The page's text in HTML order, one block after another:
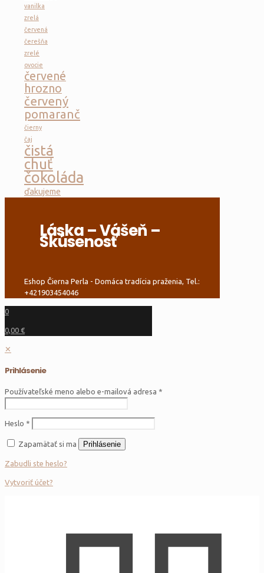
vanilka
zrelá
červená
čerešňa
zrelé
ovocie
červené
hrozno
červený
pomaranč
čierny
čaj
čistá
chuť
čokoláda
ďakujeme
Láska – Vášeň –
Skúsenosť
Eshop Čierna Perla - Domáca tradícia praženia, Tel.:
+421903454046
0
0,00 €
✕
Prihlásenie
Používateľské meno alebo e-mailová adresa *
Heslo *
Zapamätať si ma Prihlásenie
Zabudli ste heslo?
Vytvoriť účet?